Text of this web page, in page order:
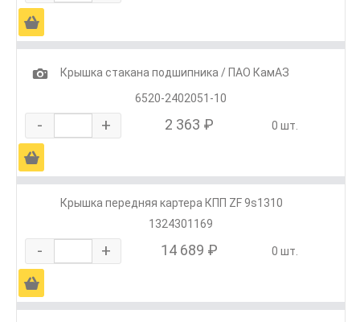
Ä
1
Крышка стакана подшипника / ПАО КамАЗ
6520-2402051-10
- + 2 363 ₽ 0 шт.
Ä
Крышка передняя картера КПП ZF 9s1310
1324301169
- + 14 689 ₽ 0 шт.
Ä